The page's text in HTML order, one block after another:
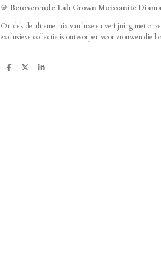
💎 Betoverende Lab Grown Moissanite
Ontdek de ultieme mix van luxe en verfijning met onze
exclusieve collectie is ontworpen voor vrouwen die
D
D
S